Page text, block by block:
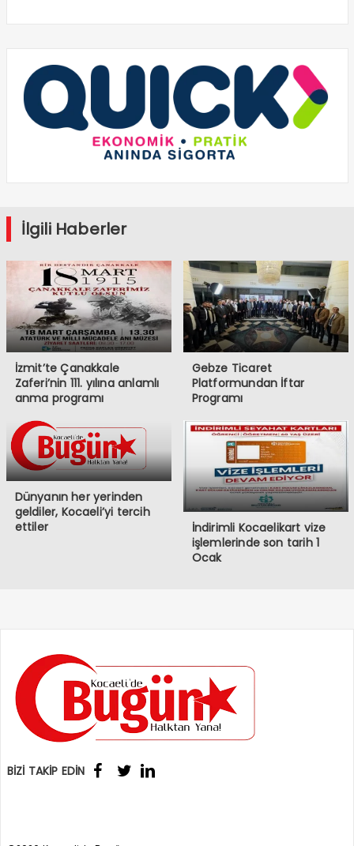
İlgili Haberler
İzmit’te Çanakkale
Zaferi’nin 111. yılına anlamlı
anma programı
Gebze Ticaret
Platformundan İftar
Programı
Dünyanın her yerinden
geldiler, Kocaeli’yi tercih
ettiler
İndirimli Kocaelikart vize
işlemlerinde son tarih 1
Ocak
BİZİ TAKİP EDİN